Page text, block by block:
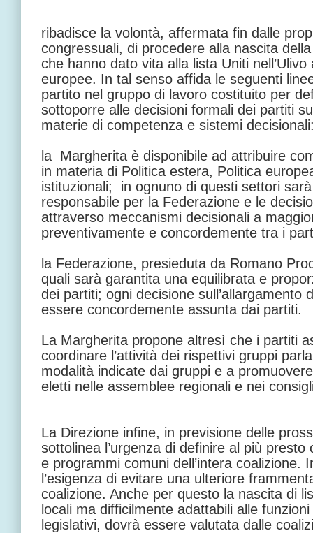
ribadisce la volontà, affermata fin dalle
congressuali, di procedere alla nascita
che hanno dato vita alla lista Uniti
europee. In tal senso affida le seguenti
partito nel gruppo di lavoro costituito per
sottoporre alle decisioni formali dei partiti
materie di competenza e sistemi
la Margherita è disponibile ad attribuire
in materia di Politica estera, Politica
istituzionali; in ognuno di questi settori
responsabile per la Federazione e le
attraverso meccanismi decisionali a
preventivamente e concordemente tra i
la Federazione, presieduta da Romano
quali sarà garantita una equilibrata e
dei partiti; ogni decisione sull’allargamento
essere concordemente assunta dai partiti.
La Margherita propone altresì che i partiti
coordinare l’attività dei rispettivi gruppi
modalità indicate dai gruppi e a
eletti nelle assemblee regionali e nei
La Direzione infine, in previsione delle
sottolinea l’urgenza di definire al più
e programmi comuni dell’intera coalizione.
l’esigenza di evitare una ulteriore
coalizione. Anche per questo la nascita di
locali ma difficilmente adattabili alle
legislativi, dovrà essere valutata dalle